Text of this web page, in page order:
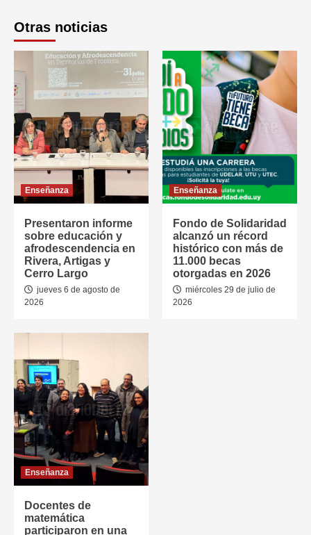
Otras noticias
Enseñanza
Presentaron informe
sobre educación y
afrodescendencia en
Rivera, Artigas y
Cerro Largo
jueves 6 de agosto de
2026
Enseñanza
Fondo de Solidaridad
alcanzó un récord
histórico con más de
11.000 becas
otorgadas en 2026
miércoles 29 de julio de
2026
Enseñanza
Docentes de
matemática
participaron en una